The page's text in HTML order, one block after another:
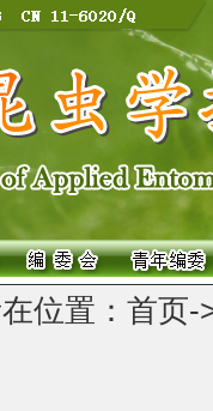
位置： 首页-